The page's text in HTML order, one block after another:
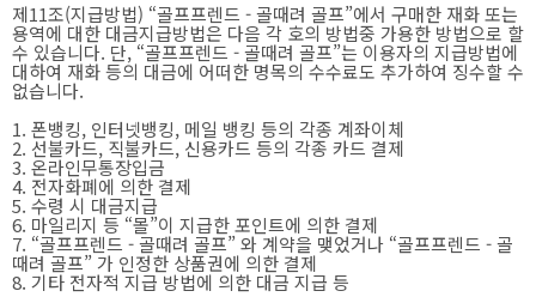
제11조(지급방법) “골프프렌드 - 골때려 골프”에서 구매한 재화 또는
용역에 대한 대금지급방법은 다음 각 호의 방법중 가용한 방법으로 할
수 있습니다. 단, “골프프렌드 - 골때려 골프”는 이용자의 지급방법에
대하여 재화 등의 대금에 어떠한 명목의 수수료도 추가하여 징수할 수
없습니다.
1. 폰뱅킹, 인터넷뱅킹, 메일 뱅킹 등의 각종 계좌이체
2. 선불카드, 직불카드, 신용카드 등의 각종 카드 결제
3. 온라인무통장입금
4. 전자화폐에 의한 결제
5. 수령 시 대금지급
6. 마일리지 등 “몰”이 지급한 포인트에 의한 결제
7. “골프프렌드 - 골때려 골프” 와 계약을 맺었거나 “골프프렌드 - 골
때려 골프” 가 인정한 상품권에 의한 결제
8. 기타 전자적 지급 방법에 의한 대금 지급 등